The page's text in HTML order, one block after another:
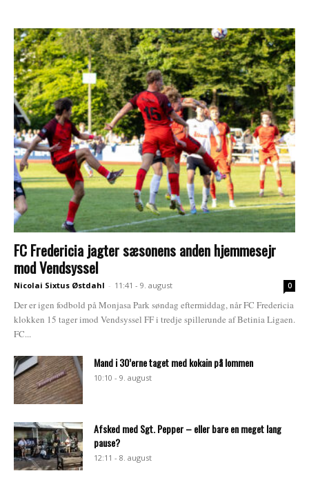
FC Fredericia jagter sæsonens anden hjemmesejr
mod Vendsyssel
Nicolai Sixtus Østdahl - 11:41 - 9. august 0
Der er igen fodbold på Monjasa Park søndag eftermiddag, når FC Fredericia
klokken 15 tager imod Vendsyssel FF i tredje spillerunde af Betinia Ligaen.
FC...
Mand i 30’erne taget med kokain på lommen
10:10 - 9. august
Afsked med Sgt. Pepper – eller bare en meget lang
pause?
12:11 - 8. august